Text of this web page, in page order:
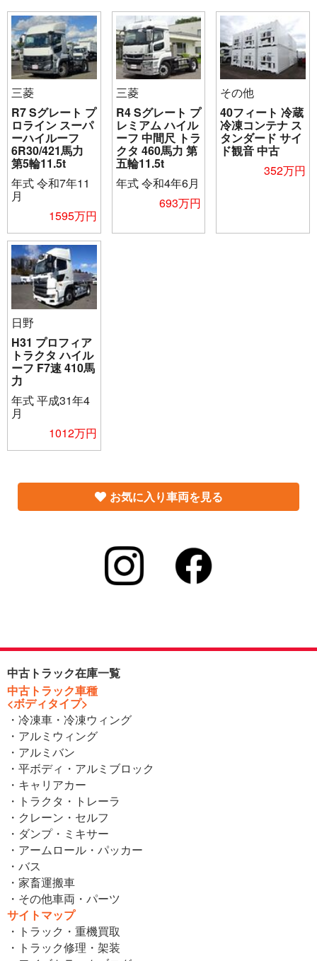
三菱
R7 Sグレート プ
ロライン スーパ
ーハイルーフ
6R30/421馬力
第5輪11.5t
年式令和7年11
月
1595万円
三菱
R4 Sグレート プ
レミアム ハイル
ーフ 中間尺 トラ
クタ 460馬力 第
五輪11.5t
年式令和4年6月
693万円
その他
40フィート 冷蔵
冷凍コンテナ ス
タンダード サイ
ド観音 中古
352万円
日野
H31 プロフィア
トラクタ ハイル
ーフ F7速 410馬
力
年式平成31年4
月
1012万円
お気に入り車両を見る
中古トラック在庫一覧
中古トラック車種
<ボディタイプ>
・冷凍車・冷凍ウィング
・アルミウィング
・アルミバン
・平ボディ・アルミブロック
・キャリアカー
・トラクタ・トレーラ
・クレーン・セルフ
・ダンプ・ミキサー
・アームロール・パッカー
・バス
・家畜運搬車
・その他車両・パーツ
サイトマップ
・トラック・重機買取
・トラック修理・架装